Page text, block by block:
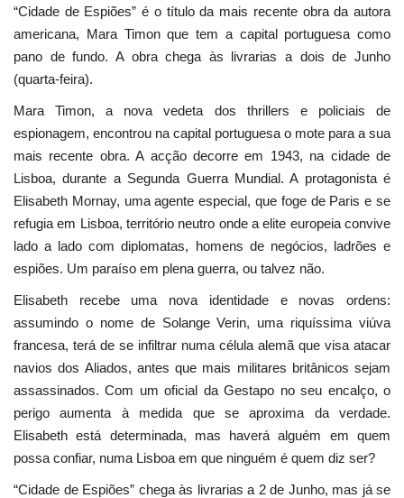
“Cidade de Espiões” é o título da mais recente obra da autora
americana, Mara Timon que tem a capital portuguesa como
pano de fundo. A obra chega às livrarias a dois de Junho
(quarta-feira).
Mara Timon, a nova vedeta dos thrillers e policiais de
espionagem, encontrou na capital portuguesa o mote para a sua
mais recente obra. A acção decorre em 1943, na cidade de
Lisboa, durante a Segunda Guerra Mundial. A protagonista é
Elisabeth Mornay, uma agente especial, que foge de Paris e se
refugia em Lisboa, território neutro onde a elite europeia convive
lado a lado com diplomatas, homens de negócios, ladrões e
espiões. Um paraíso em plena guerra, ou talvez não.
Elisabeth recebe uma nova identidade e novas ordens:
assumindo o nome de Solange Verin, uma riquíssima viúva
francesa, terá de se infiltrar numa célula alemã que visa atacar
navios dos Aliados, antes que mais militares britânicos sejam
assassinados. Com um oficial da Gestapo no seu encalço, o
perigo aumenta à medida que se aproxima da verdade.
Elisabeth está determinada, mas haverá alguém em quem
possa confiar, numa Lisboa em que ninguém é quem diz ser?
“Cidade de Espiões” chega às livrarias a 2 de Junho, mas já se